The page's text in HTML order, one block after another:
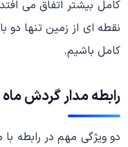
کامل بیشتر اتفاق می
نقطه ای از زمین تنها
کامل باشیم.
رابطه مدار گردش
دو ویژگی مهم در رابطه